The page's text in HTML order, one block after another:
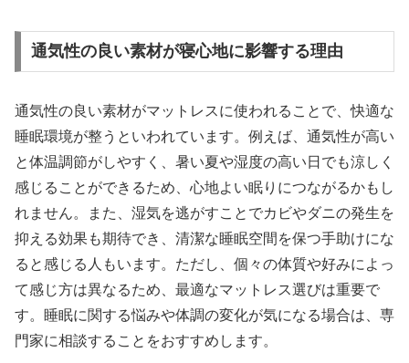
通気性の良い素材が寝心地に影響する理由
通気性の良い素材がマットレスに使われることで、快適な
睡眠環境が整うといわれています。例えば、通気性が高い
と体温調節がしやすく、暑い夏や湿度の高い日でも涼しく
感じることができるため、心地よい眠りにつながるかもし
れません。また、湿気を逃がすことでカビやダニの発生を
抑える効果も期待でき、清潔な睡眠空間を保つ手助けにな
ると感じる人もいます。ただし、個々の体質や好みによっ
て感じ方は異なるため、最適なマットレス選びは重要で
す。睡眠に関する悩みや体調の変化が気になる場合は、専
門家に相談することをおすすめします。